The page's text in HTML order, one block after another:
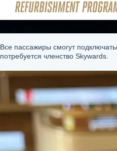
Все пассажиры смогут
потребуется членство Skywards.